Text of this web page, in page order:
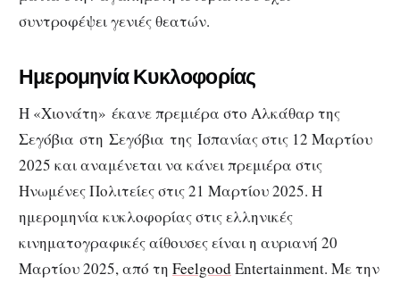
συντροφέψει γενιές θεατών.
Ημερομηνία Κυκλοφορίας
Η «Χιονάτη» έκανε πρεμιέρα στο Αλκάθαρ της
Σεγόβια στη Σεγόβια της Ισπανίας στις 12 Μαρτίου
2025 και αναμένεται να κάνει πρεμιέρα στις
Ηνωμένες Πολιτείες στις 21 Μαρτίου 2025. Η
ημερομηνία κυκλοφορίας στις ελληνικές
κινηματογραφικές αίθουσες είναι η αυριανή 20
Μαρτίου 2025, από τη Feelgood Entertainment. Με την